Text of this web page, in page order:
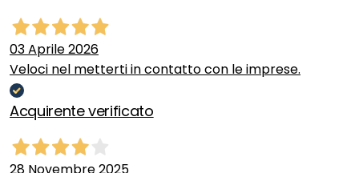
03 Aprile 2026
Veloci nel metterti in contatto con le imprese.
Acquirente verificato